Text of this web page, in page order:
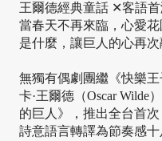
王爾德經典童話 ✕客語
當春天不再來臨，心愛
是什麼，讓巨人的心再次
無獨有偶劇團繼《快樂
卡·王爾德（Oscar Wilde
的巨人》，推出全台首
詩意語言轉譯為節奏感